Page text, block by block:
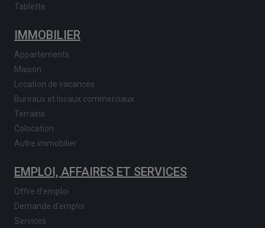
Tablette
IMMOBILIER
Appartements
Maison
Location de vacances
Bureaux et locaux commerciaux
Terrains
Colocation
Autre immobilier
EMPLOI, AFFAIRES ET SERVICES
Offre d'emploi
Demande d'emploi
Services